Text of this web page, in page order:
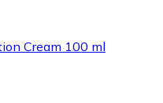
Cream 100 ml